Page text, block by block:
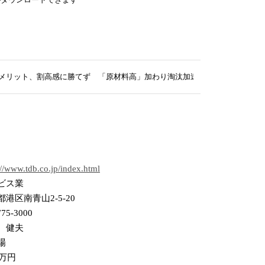
リット、割高感に勝てず 「原材料高」加わり淘汰加速
www.tdb.co.jp/index.html
ス業
港区南青山2-5-20
3000
健夫
円